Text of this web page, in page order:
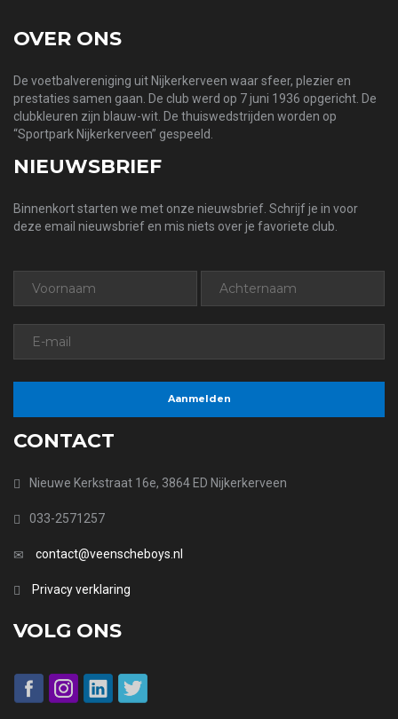
OVER ONS
De voetbalvereniging uit Nijkerkerveen waar sfeer, plezier en
prestaties samen gaan. De club werd op 7 juni 1936 opgericht. De
clubkleuren zijn blauw-wit. De thuiswedstrijden worden op
“Sportpark Nijkerkerveen” gespeeld.
NIEUWSBRIEF
Binnenkort starten we met onze nieuwsbrief. Schrijf je in voor
deze email nieuwsbrief en mis niets over je favoriete club.
CONTACT
Nieuwe Kerkstraat 16e, 3864 ED Nijkerkerveen
033-2571257
contact@veenscheboys.nl
Privacy verklaring
VOLG ONS